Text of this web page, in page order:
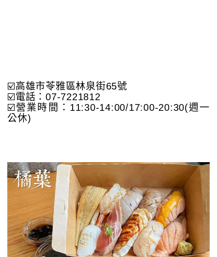
☑️高雄市苓雅區林泉街65號
☑️電話：07-7221812
☑️營業時間：11:30-14:00/17:00-20:30(週一
公休)